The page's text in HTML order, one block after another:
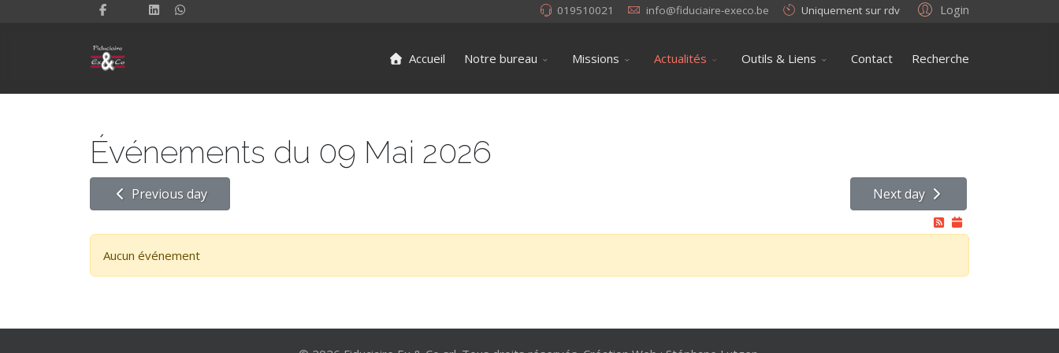
Login
019510021 info@fiduciaire-execo.be Uniquement sur rdv
Accueil Notre bureau Missions Actualités Outils & Liens Contact Recherche
Événements du 09 Mai 2026
Previous day Next day
Aucun événement